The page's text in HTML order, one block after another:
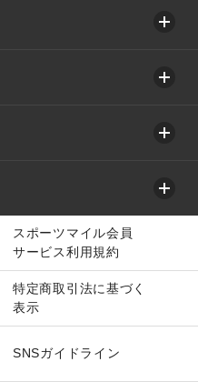
スポーツマイル会員
サービス利用規約
特定商取引法に基づく
表示
SNSガイドライン